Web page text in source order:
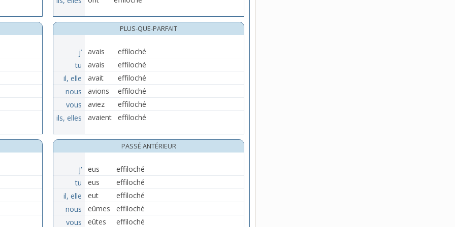
PLUS-QUE-PARFAIT
j’ avais
effiloché
tu
avais
effiloché
il, elle
avait
effiloché
nous
avions
effiloché
vous
aviez
effiloché
ils, elles
avaient effiloché
PASSÉ ANTÉRIEUR
j’ eus
effiloché
tu
eus
effiloché
il, elle
eut
effiloché
nous
eûmes
effiloché
vous
eûtes effiloché